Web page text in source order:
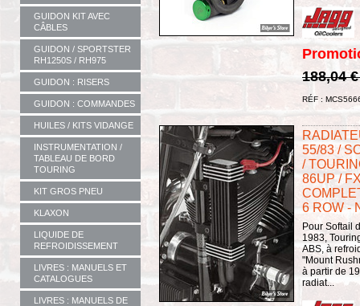
GUIDON KIT AVEC
CÂBLES
GUIDON / SPORTSTER
RH1250S / RH975
GUIDON : RISERS
GUIDON : COMMANDES
HUILES / KITS VIDANGE
INSTRUMENTATION /
TABLEAU DE BORD
TOURING
KIT GROS PNEU
KLAXON
LIQUIDE DE
REFROIDISSEMENT
LIVRES : MANUELS ET
CATALOGUES
LIVRES : MANUELS DE
188,04
RÉF :
55/83 /
/
86UP /
6 ROW -
Pour Softail
1983,
ABS, à
"Mount
à partir de
radiat...